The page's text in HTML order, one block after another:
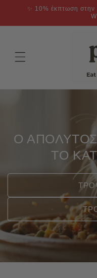
μετάβαση
περιεχόμενο
✨ 10% έκπτωση
Ο
ΤΟ